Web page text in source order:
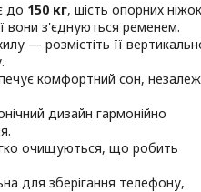
до 150 кг, шість опорних ніжок
вони з'єднуються ременем.
— розмістіть її
комфортний сон,
дизайн гармонійно
очищуються, що робить
для зберігання телефону,